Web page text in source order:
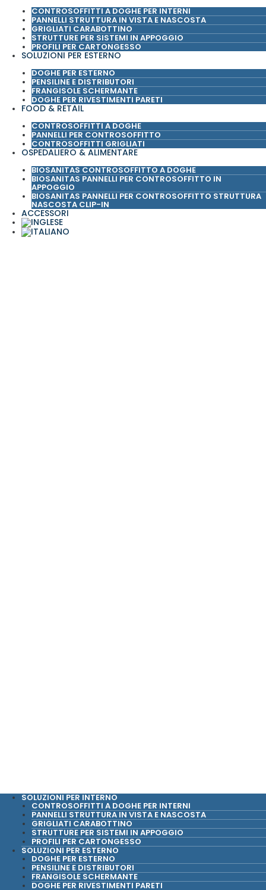
CONTROSOFFITTI A DOGHE PER INTERNI
PANNELLI STRUTTURA IN VISTA E NASCOSTA
GRIGLIATI CARABOTTINO
STRUTTURE PER SISTEMI IN APPOGGIO
PROFILI PER CARTONGESSO
SOLUZIONI PER ESTERNO
DOGHE PER ESTERNO
PENSILINE E DISTRIBUTORI
FRANGISOLE SCHERMANTE
DOGHE PER RIVESTIMENTI PARETI
FOOD & RETAIL
CONTROSOFFITTI A DOGHE
PANNELLI PER CONTROSOFFITTO
CONTROSOFFITTI GRIGLIATI
OSPEDALIERO & ALIMENTARE
BIOSANITAS CONTROSOFFITTO A DOGHE
BIOSANITAS PANNELLI PER CONTROSOFFITTO IN
APPOGGIO
BIOSANITAS PANNELLI PER CONTROSOFFITTO STRUTTURA
NASCOSTA CLIP-IN
ACCESSORI
SOLUZIONI PER INTERNO
CONTROSOFFITTI A DOGHE PER INTERNI
PANNELLI STRUTTURA IN VISTA E NASCOSTA
GRIGLIATI CARABOTTINO
STRUTTURE PER SISTEMI IN APPOGGIO
PROFILI PER CARTONGESSO
SOLUZIONI PER ESTERNO
DOGHE PER ESTERNO
PENSILINE E DISTRIBUTORI
FRANGISOLE SCHERMANTE
DOGHE PER RIVESTIMENTI PARETI